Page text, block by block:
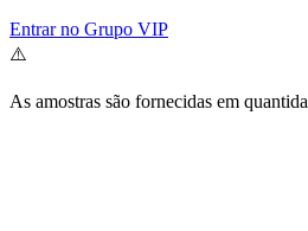
Entrar no Grupo VIP
⚠️
As amostras são fornecidas em